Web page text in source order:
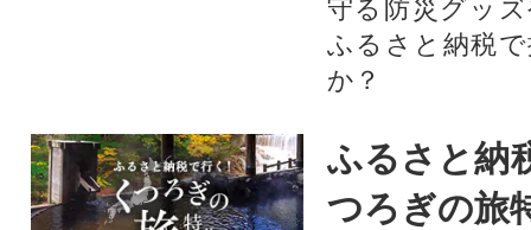
守る防災グッ
ふるさと納税
か？
ふるさと納
つろぎの旅